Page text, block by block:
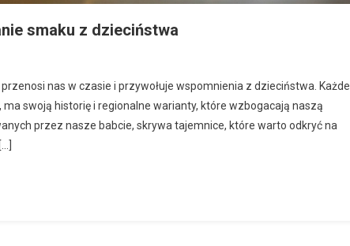
smaku z dzieciństwa
nas w czasie i przywołuje wspomnienia z dzieciństwa. Każde
swoją historię i regionalne warianty, które wzbogacają naszą
przez nasze babcie, skrywa tajemnice, które warto odkryć na